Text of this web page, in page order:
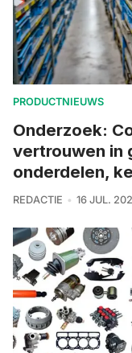
PRODUCTNIEUWS
Onderzoek:
vertrouwen in
onderdelen,
REDACTIE 16 JUL.